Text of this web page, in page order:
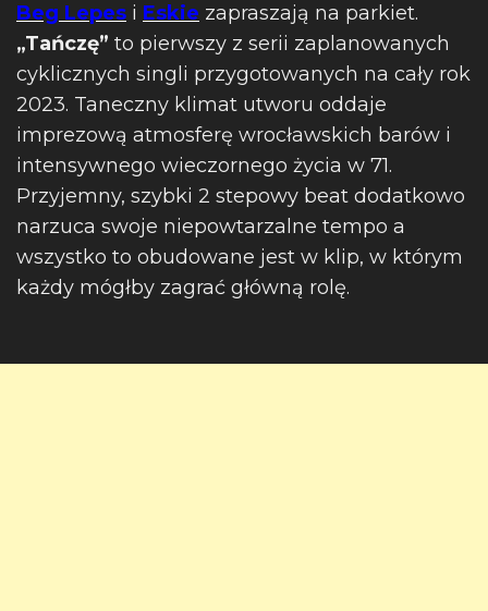
Beg Lepes i Eskie zapraszają na parkiet.
„Tańczę” to pierwszy z serii zaplanowanych
cyklicznych singli przygotowanych na cały rok
2023. Taneczny klimat utworu oddaje
imprezową atmosferę wrocławskich barów i
intensywnego wieczornego życia w 71.
Przyjemny, szybki 2 stepowy beat dodatkowo
narzuca swoje niepowtarzalne tempo a
wszystko to obudowane jest w klip, w którym
każdy mógłby zagrać główną rolę.